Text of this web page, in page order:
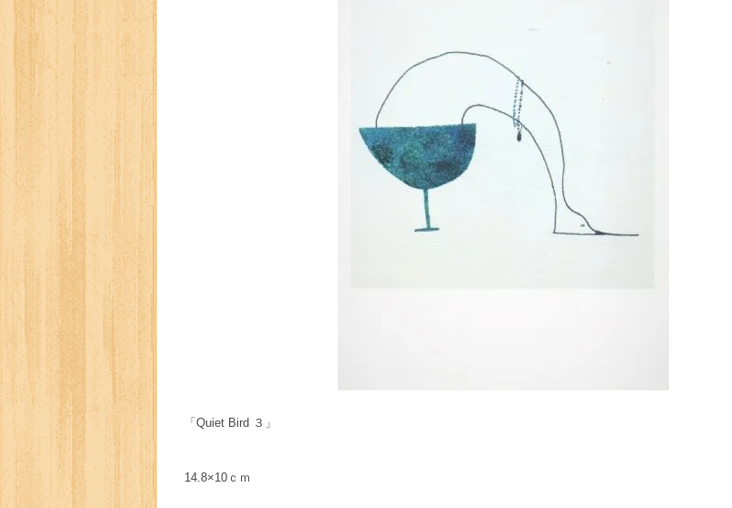
「Quiet Bird ３」
14.8×10ｃｍ